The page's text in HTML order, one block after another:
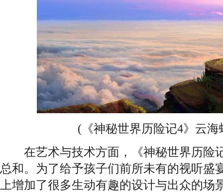
(《神秘世界历险记4》云海
在艺术与技术方面，《神秘世界历险
总和。为了给予孩子们前所未有的视听盛
上增加了很多生动有趣的设计与出众的场